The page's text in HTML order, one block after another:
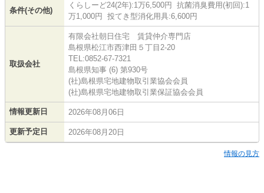
条件(その他)
くらしーど24(2年):1万6,500円 抗菌消臭費用(初回):1
万1,000円 投てき型消化用具:6,600円
取扱会社
有限会社朝日住宅 賃貸仲介専門店
島根県松江市西津田５丁目2-20
TEL:0852-67-7321
島根県知事 (6) 第930号
(社)島根県宅地建物取引業協会会員
(社)島根県宅地建物取引業保証協会会員
情報更新日 2026年08月06日
更新予定日 2026年08月20日
情報の見方